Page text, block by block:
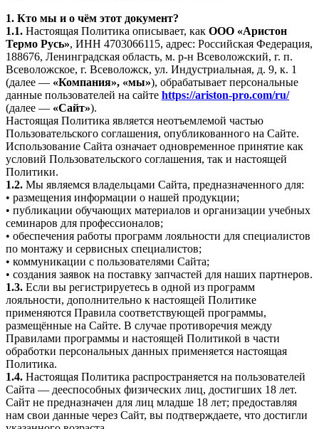
1. Кто мы и о чём этот документ?
1.1. Настоящая Политика описывает, как ООО «Аристон
Термо Русь», ИНН 4703066115, адрес: Российская Федерация,
188676, Ленинградская область, м. р-н Всеволожский, г. п.
Всеволожское, г. Всеволожск, ул. Индустриальная, д. 9, к. 1
(далее — «Компания», «мы»), обрабатывает персональные
данные пользователей на сайте https://ariston-pro.com/ru/
(далее — «Сайт»).
Настоящая Политика является неотъемлемой частью
Пользовательского соглашения, опубликованного на Сайте.
Использование Сайта означает одновременное принятие как
условий Пользовательского соглашения, так и настоящей
Политики.
1.2. Мы являемся владельцами Сайта, предназначенного для:
• размещения информации о нашей продукции;
• публикации обучающих материалов и организации учебных
семинаров для профессионалов;
• обеспечения работы программ лояльности для специалистов
по монтажу и сервисных специалистов;
• коммуникации с пользователями Сайта;
• создания заявок на поставку запчастей для наших партнеров.
1.3. Если вы регистрируетесь в одной из программ
лояльности, дополнительно к настоящей Политике
применяются Правила соответствующей программы,
размещённые на Сайте. В случае противоречия между
Правилами программы и настоящей Политикой в части
обработки персональных данных применяется настоящая
Политика.
1.4. Настоящая Политика распространяется на пользователей
Сайта — дееспособных физических лиц, достигших 18 лет.
Сайт не предназначен для лиц младше 18 лет; предоставляя
нам свои данные через Сайт, вы подтверждаете, что достигли